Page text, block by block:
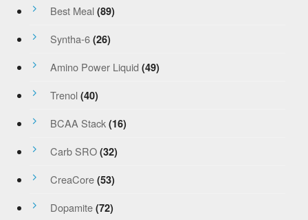
Best Meal (89)
Syntha-6 (26)
Amino Power Liquid (49)
Trenol (40)
BCAA Stack (16)
Carb SRO (32)
CreaCore (53)
Dopamite (72)